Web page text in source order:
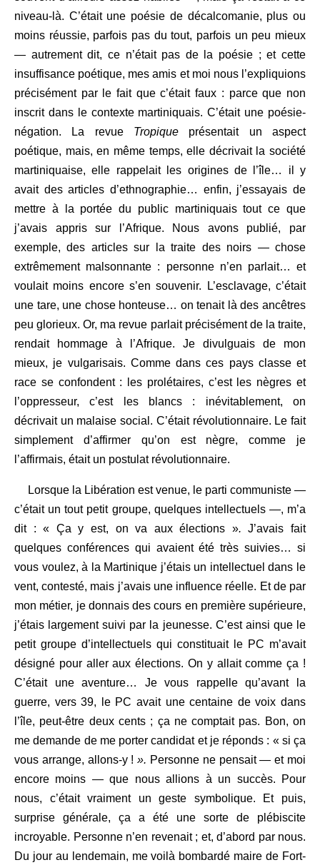
niveau-là. C’était une poésie de décalcomanie, plus ou
moins réussie, parfois pas du tout, parfois un peu mieux
— autrement dit, ce n’était pas de la poésie ; et cette
insuffisance poétique, mes amis et moi nous l’expliquions
précisément par le fait que c’était faux : parce que non
inscrit dans le contexte martiniquais. C’était une poésie-
négation. La revue Tropique présentait un aspect
poétique, mais, en même temps, elle décrivait la société
martiniquaise, elle rappelait les origines de l’île… il y
avait des articles d’ethnographie… enfin, j’essayais de
mettre à la portée du public martiniquais tout ce que
j’avais appris sur l’Afrique. Nous avons publié, par
exemple, des articles sur la traite des noirs — chose
extrêmement malsonnante : personne n’en parlait… et
voulait moins encore s’en souvenir. L’esclavage, c’était
une tare, une chose honteuse… on tenait là des ancêtres
peu glorieux. Or, ma revue parlait précisément de la traite,
rendait hommage à l’Afrique. Je divulguais de mon
mieux, je vulgarisais. Comme dans ces pays classe et
race se confondent : les prolétaires, c’est les nègres et
l’oppresseur, c’est les blancs : inévitablement, on
décrivait un malaise social. C’était révolutionnaire. Le fait
simplement d’affirmer qu’on est nègre, comme je
l’affirmais, était un postulat révolutionnaire.
Lorsque la Libération est venue, le parti communiste —
c’était un tout petit groupe, quelques intellectuels —, m’a
dit : « Ça y est, on va aux élections ».J’avais fait
quelques conférences qui avaient été très suivies… si
vous voulez, à la Martinique j’étais un intellectuel dans le
vent, contesté, mais j’avais une influence réelle. Et de par
mon métier, je donnais des cours en première supérieure,
j’étais largement suivi par la jeunesse. C’est ainsi que le
petit groupe d’intellectuels qui constituait le PC m’avait
désigné pour aller aux élections. On y allait comme ça !
C’était une aventure… Je vous rappelle qu’avant la
guerre, vers 39, le PC avait une centaine de voix dans
l’île, peut-être deux cents ; ça ne comptait pas. Bon, on
me demande de me porter candidat et je réponds : « si ça
vous arrange, allons-y !». Personne ne pensait — et moi
encore moins — que nous allions à un succès. Pour
nous, c’était vraiment un geste symbolique. Et puis,
surprise générale, ça a été une sorte de plébiscite
incroyable. Personne n’en revenait ; et, d’abord par nous.
Du jour au lendemain, me voilà bombardé maire de Fort-